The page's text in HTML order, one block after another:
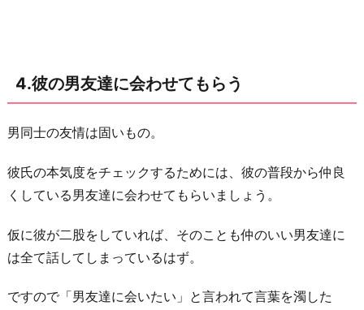
4.彼の男友達に会わせてもらう
男同士の友情は固いもの。
彼氏の本気度をチェックするためには、彼の普段から仲良
くしている男友達に会わせてもらいましょう。
仮に彼が二股をしていれば、そのことも仲のいい男友達に
は全て話してしまっているはず。
ですので「男友達に会いたい」と言われて言葉を濁した